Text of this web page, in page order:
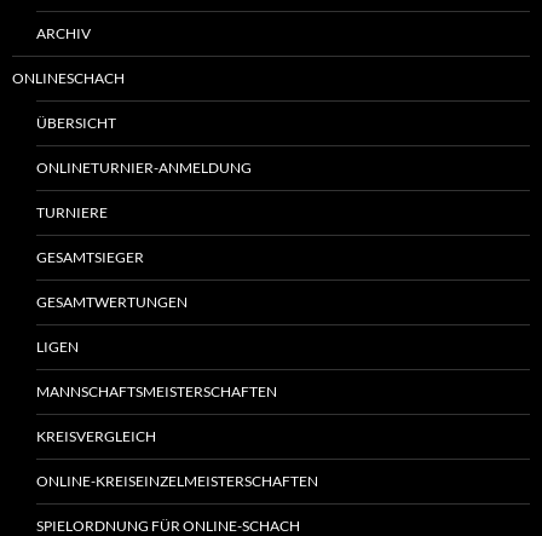
ARCHIV
ONLINESCHACH
ÜBERSICHT
ONLINETURNIER-ANMELDUNG
TURNIERE
GESAMTSIEGER
GESAMTWERTUNGEN
LIGEN
MANNSCHAFTSMEISTERSCHAFTEN
KREISVERGLEICH
ONLINE-KREISEINZELMEISTERSCHAFTEN
SPIELORDNUNG FÜR ONLINE-SCHACH